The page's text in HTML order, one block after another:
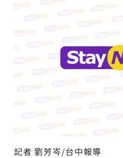
記者 劉芳岑/台中報導